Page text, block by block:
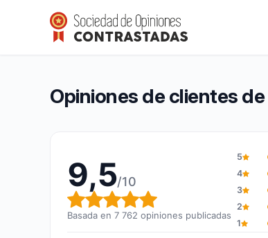
Les Trésors d’Érable
Calificación global: 9,5 de 10
9,5/10(7 762 opiniones)
Opiniones de clientes de
9,5/10
Calificación global: 9,5
Basada en 7 762 opiniones publicadas
5
4
3
2
1